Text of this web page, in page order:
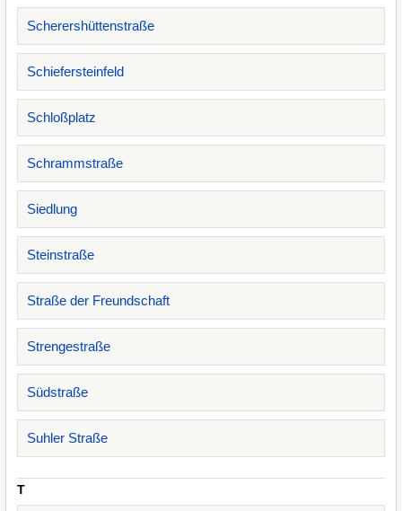
Scherershüttenstraße
Schiefersteinfeld
Schloßplatz
Schrammstraße
Siedlung
Steinstraße
Straße der Freundschaft
Strengestraße
Südstraße
Suhler Straße
T